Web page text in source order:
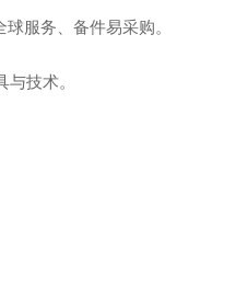
服务、备件易采购。
技术。